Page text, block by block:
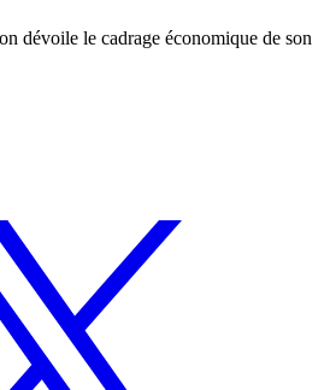
dévoile le cadrage économique de son